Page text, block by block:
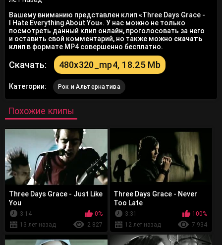
Вашему вниманию представлен клип «Three Days Grace -
I Hate Everything About You». У нас можно не только
посмотреть данный клип онлайн, проголосовать за него
и оставить свой комментарий, но также можно скачать
клип в формате MP4 совершенно бесплатно.
Скачать: 480x320_mp4, 18.25 Mb
Категории: Рок и Альтернатива
Похожие клипы
Three Days Grace - Just Like
You
3:14
0%
13 лет назад
2 827
Three Days Grace - Never
Too Late
3:31
100%
12 лет назад
7 934